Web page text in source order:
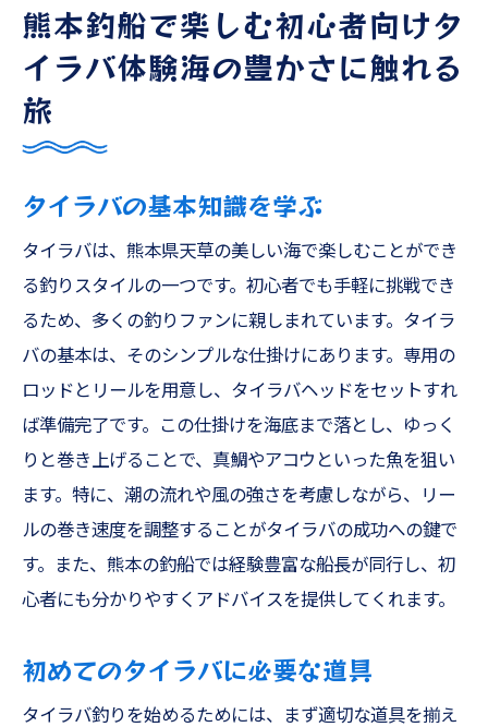
初心者でも安心！熊本釣船のサポート体制
タイラバ体験を通じて得られるもの
天草遊漁船で家族釣り初心者も安心の楽しい海
初心者向けの釣りスタイルとその魅力
子供と一緒に楽しむ天草の海
家族連れに嬉しいサポート体制
天草遊漁船での安全対策
家族で共有する釣りの思い出
初心者歓迎ジギングで巡る熊本の海天草の美し
い景色と魚たち
ジギング初心者が知っておくべき基礎
天草の景色を楽しみながらの釣り体験
ジギングで狙う魚種とその特徴
ジギングで心に残る体験を
ファミリーフィッシングで絆を深める熊本の海
熊本釣船で楽しむ初心者向けタ
イラバ体験海の豊かさに触れる
旅
タイラバの基本知識を学ぶ
タイラバは、熊本県天草の美しい海で楽しむことができ
る釣りスタイルの一つです。初心者でも手軽に挑戦でき
るため、多くの釣りファンに親しまれています。タイラ
バの基本は、そのシンプルな仕掛けにあります。専用の
ロッドとリールを用意し、タイラバヘッドをセットすれ
ば準備完了です。この仕掛けを海底まで落とし、ゆっく
りと巻き上げることで、真鯛やアコウといった魚を狙い
ます。特に、潮の流れや風の強さを考慮しながら、リー
ルの巻き速度を調整することがタイラバの成功への鍵で
す。また、熊本の釣船では経験豊富な船長が同行し、初
心者にも分かりやすくアドバイスを提供してくれます。
初めてのタイラバに必要な道具
タイラバ釣りを始めるためには、まず適切な道具を揃え